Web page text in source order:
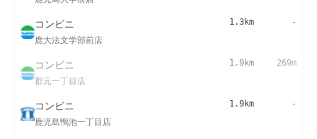
コンビニ
鹿大法文学部前店
1.3km -
コンビニ
郡元一丁目店
1.9km 269m
コンビニ
鹿児島鴨池一丁目店
1.9km -